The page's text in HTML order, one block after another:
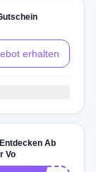
erhalten
Ab
Vo